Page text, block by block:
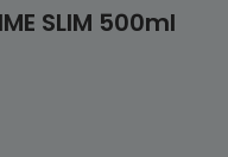
SLIM 500ml